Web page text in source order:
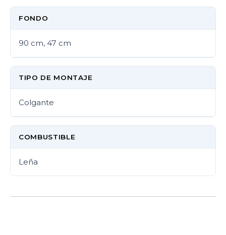
FONDO
90 cm, 47 cm
TIPO DE MONTAJE
Colgante
COMBUSTIBLE
Leña